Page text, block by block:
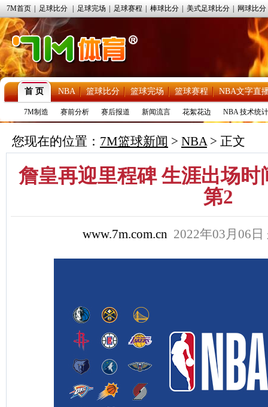
7M首页 足球比分 足球完场 足球赛程 棒球比分 美式足球比分 网球比分
首 页 NBA 篮球比分 篮球完场 篮球赛程 NBA文字直
7M制造 赛前分析 赛后报道 新闻流言 花絮花边 NBA 技术统计
您现在的位置： 7M篮球新闻 > NBA> 正文
詹皇再迎里程碑 生涯出场
第2
www.7m.com.cn 2022年03月06日